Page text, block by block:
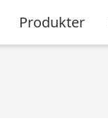
Produkter